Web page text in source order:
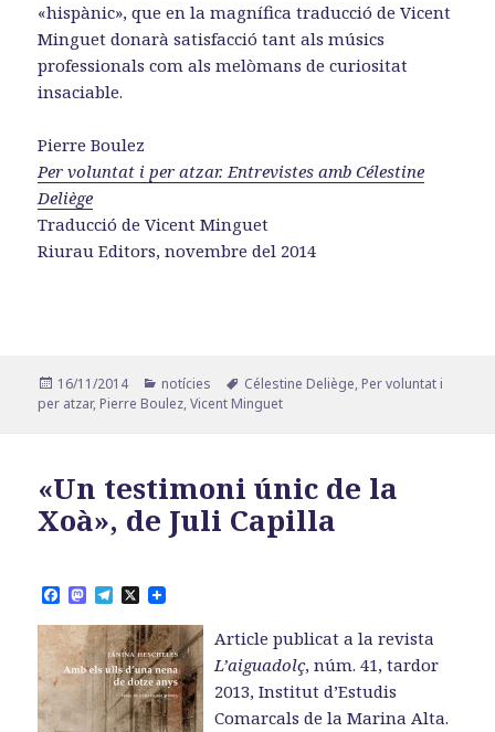
«hispànic», que en la magnífica traducció de Vicent
Minguet donarà satisfacció tant als músics
professionals com als melòmans de curiositat
insaciable.
Pierre Boulez
Per voluntat i per atzar. Entrevistes amb Célestine
Deliège
Traducció de Vicent Minguet
Riurau Editors, novembre del 2014
Publicat
el
16/11/2014 Categories
notícies Etiquetes
Célestine Deliège, Per voluntat i
per atzar, Pierre Boulez,Vicent Minguet
«Un testimoni únic de la
Xoà», de Juli Capilla
F
a
c
e
b
o
k
M
a
s
t
o
d
o
n
T
e
l
e
g
r
a
m
X
Article publicat a la revista
L’aiguadolç, núm. 41, tardor
2013, Institut d’Estudis
Comarcals de la Marina Alta.